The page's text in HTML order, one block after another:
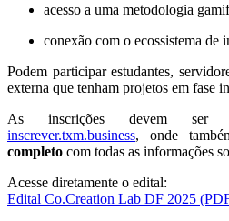
acesso a uma metodologia
conexão com o ecossistema de
Podem participar estudantes,
externa que tenham projetos em fase
As inscrições devem ser
inscrever.txm.business, onde
completo com todas as informações
Acesse diretamente o edital:
Edital Co.Creation Lab DF 2025